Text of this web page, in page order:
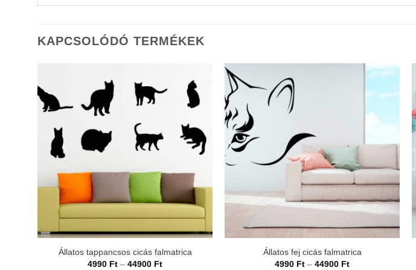
KAPCSOLÓDÓ TERMÉKEK
Állatos tappancsos cicás falmatrica
4990 Ft – 44900 FtÁrtartomány:
Állatos fej cicás falmatrica
4990 Ft – 44900 FtÁrtartomány: